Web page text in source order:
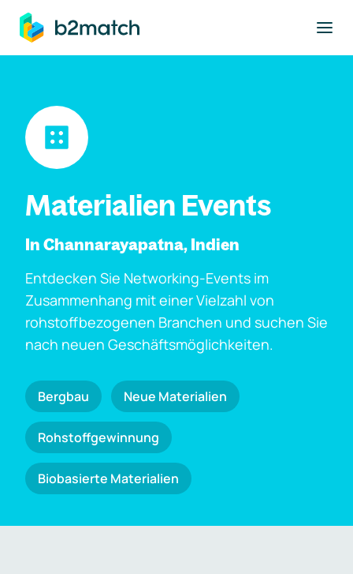
springen
Materialien Events
In Channarayapatna, Indien
Entdecken Sie Networking-Events im
Zusammenhang mit einer Vielzahl von
rohstoffbezogenen Branchen und suchen Sie
nach neuen Geschäftsmöglichkeiten.
Bergbau Neue Materialien
Rohstoffgewinnung
Biobasierte Materialien